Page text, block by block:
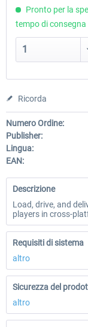
Pronto per la
tempo di
Ricorda
Numero Ordine:
Publisher:
Lingua:
EAN:
Descrizione
Load, drive, and
players in cross-
Requisiti di sistema
altro
Sicurezza del
altro